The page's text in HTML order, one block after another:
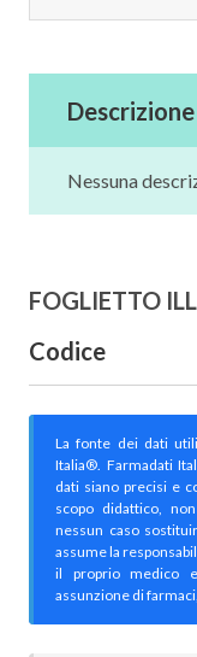
Descrizione
Nessuna
FOGLIETTO
Codice
La fonte dei dati
Italia®. Farmadati
dati siano precisi e
scopo didattico,
nessun caso
assume la
il proprio medico
assunzione di